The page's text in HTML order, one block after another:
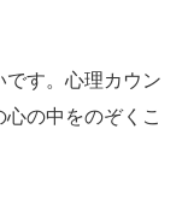
です。心理カウン
の中をのぞくこ